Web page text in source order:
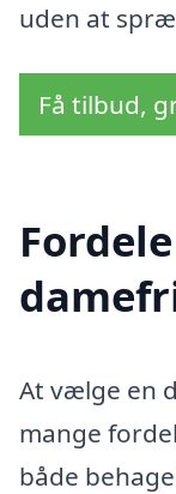
uden at
Få tilbud,
At vælge en
mange
både